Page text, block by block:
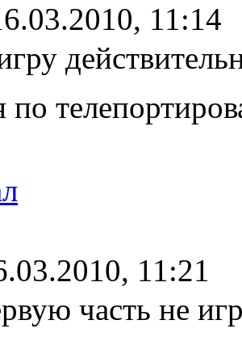
11:14
по
11:21
часть не